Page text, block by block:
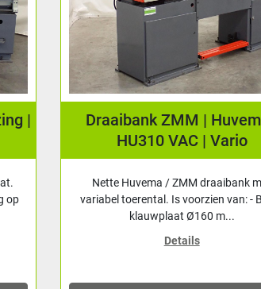
Draaibank ZMM | Huvema |
HU310 VAC | Vario
Nette Huvema / ZMM draaibank met
variabel toerental. Is voorzien van: - Bison
klauwplaat Ø160 m...